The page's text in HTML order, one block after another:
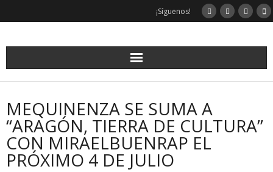
¡Síguenos!
MEQUINENZA SE SUMA A
“ARAGÓN, TIERRA DE CULTURA”
CON MIRAELBUENRAP EL
PRÓXIMO 4 DE JULIO